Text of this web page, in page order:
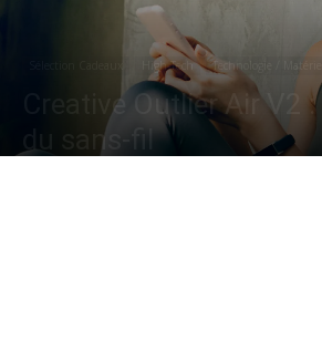
High-Tech Technologie / Matériel
Creative Outlier Air V2
du sans-fil